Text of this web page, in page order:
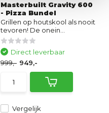
Masterbuilt Gravity 600
- Pizza Bundel
Grillen op houtskool als nooit
tevoren! De onein...
Vergelijk
Direct leverbaar
999,- 949,-